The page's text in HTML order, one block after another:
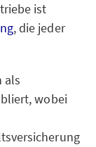
ist
, die jeder
als
wobei